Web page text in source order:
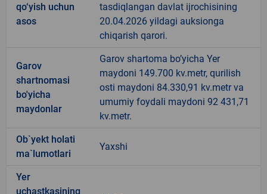
qo‘yish uchun
asos
tasdiqlangan davlat ijrochisining
20.04.2026 yildagi auksionga
chiqarish qarori.
Garov
shartnomasi
bo'yicha
maydonlar
Garov shartoma bo’yicha Yer
maydoni 149.700 kv.metr, qurilish
osti maydoni 84.330,91 kv.metr va
umumiy foydali maydoni 92 431,71
kv.metr.
Ob`yekt holati
ma`lumotlari
Yaxshi
Yer
uchastkasining